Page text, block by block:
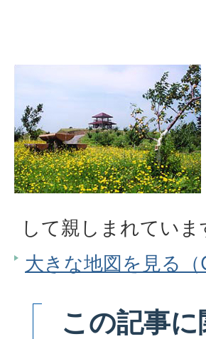
して親しまれていま
大きな地図を見る
この記事